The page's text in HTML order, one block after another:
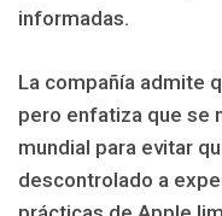
informadas.
La compañía admite
pero enfatiza que se
mundial para evitar
descontrolado a